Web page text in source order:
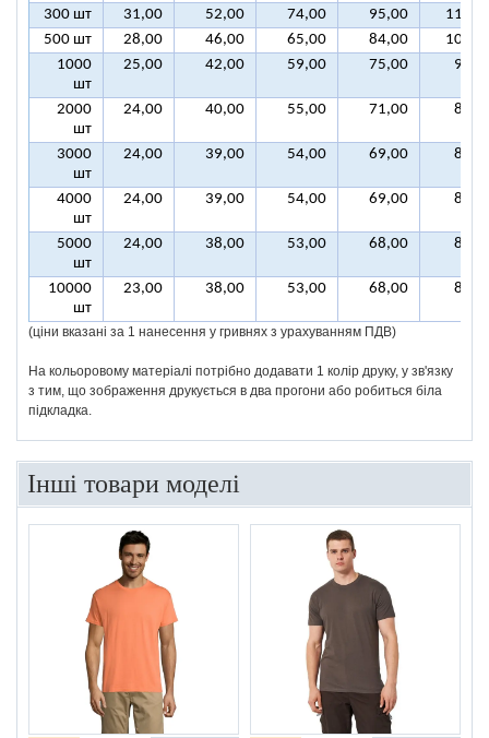
300 шт
31,00 52,00 74,00 95,00
500 шт
28,00 46,00 65,00 84,00
1000
шт
25,00 42,00 59,00 75,00
2000
шт
24,00 40,00 55,00 71,00
3000
шт
24,00 39,00 54,00 69,00
4000
шт
24,00 39,00 54,00 69,00
5000
шт
24,00 38,00 53,00 68,00
10000
шт
23,00 38,00 53,00 68,00
(ціни вказані за 1 нанесення у гривнях з урахуванням ПДВ)
На кольоровому матеріалі потрібно додавати 1 колір друку, у зв'язку
з тим, що зображення друкується в два прогони або робиться біла
підкладка.
Інші товари моделі